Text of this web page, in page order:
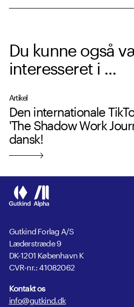
Du kunne også
interesseret i ...
Artikel
Den internationale
'The Shadow Work
dansk!
Gutkind Forlag A/S
Læderstræde 9
DK-1201 København K
CVR-nr.: 41082062
Kontakt os
info@gutkind.dk